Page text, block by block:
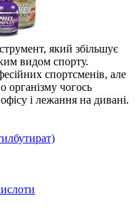
який збільшує
видом спорту.
спортсменів, але
організму чогось
і лежання на дивані.